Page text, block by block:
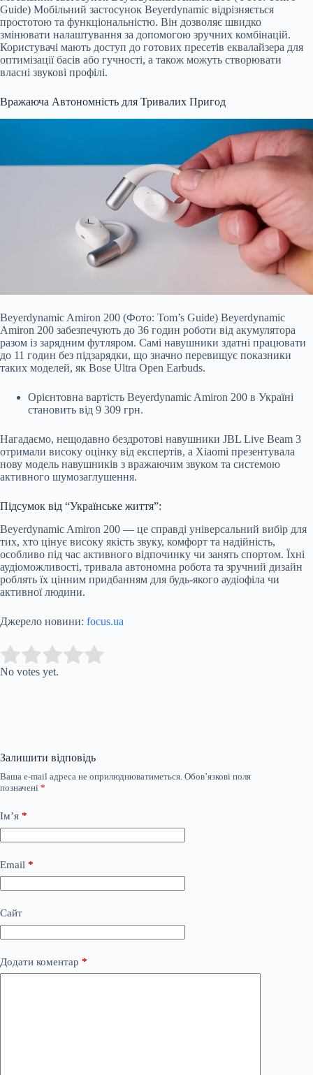
Guide) Мобільний застосунок Beyerdynamic відрізняється
простотою та функціональністю. Він дозволяє швидко
змінювати налаштування за допомогою зручних комбінацій.
Користувачі мають доступ до готових пресетів еквалайзера для
оптимізації басів або гучності, а також можуть створювати
власні звукові профілі.
Вражаюча Автономність для Тривалих Пригод
Beyerdynamic Amiron 200 (Фото: Tom’s Guide) Beyerdynamic
Amiron 200 забезпечують до 36 годин роботи від акумулятора
разом із зарядним футляром. Самі навушники здатні працювати
до 11 годин без підзарядки, що значно перевищує показники
таких моделей, як Bose Ultra Open Earbuds.
Орієнтовна вартість Beyerdynamic Amiron 200 в Україні
становить від 9 309 грн.
Нагадаємо, нещодавно бездротові навушники JBL Live Beam 3
отримали високу оцінку від експертів, а Xiaomi презентувала
нову модель навушників з вражаючим звуком та системою
активного шумозаглушення.
Підсумок від “Українське життя”:
Beyerdynamic Amiron 200 — це справді універсальний вибір для
тих, хто цінує високу якість звуку, комфорт та надійність,
особливо під час активного відпочинку чи занять спортом. Їхні
аудіоможливості, тривала автономна робота та зручний дизайн
роблять їх цінним придбанням для будь-якого аудіофіла чи
активної людини.
Джерело новини: focus.ua
Rate this item:
No votes yet.
Залишити відповідь
Ваша e-mail адреса не оприлюднюватиметься. Обов’язкові поля
позначені *
Ім’я *
Email *
Сайт
Додати коментар *